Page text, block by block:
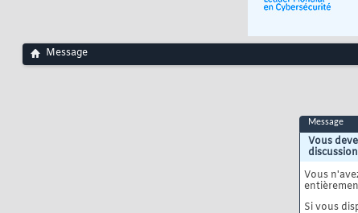
Message
Message
Vous
Vous
Si vous